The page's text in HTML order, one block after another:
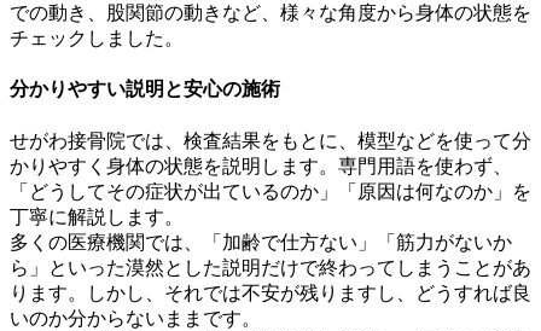
での動き、股関節の動きなど、様々な角度から身体の状態を
チェックしました。
分かりやすい説明と安心の施術
せがわ接骨院では、検査結果をもとに、模型などを使って分
かりやすく身体の状態を説明します。専門用語を使わず、
「どうしてその症状が出ているのか」「原因は何なのか」を
丁寧に解説します。
多くの医療機関では、「加齢で仕方ない」「筋力がないか
ら」といった漠然とした説明だけで終わってしまうことがあ
ります。しかし、それでは不安が残りますし、どうすれば良
いのか分からないままです。